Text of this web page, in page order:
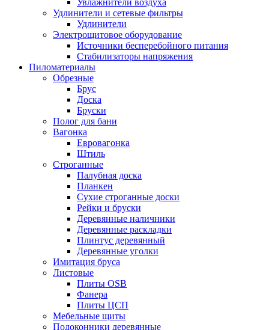
Увлажнители воздуха
Удлинители и сетевые фильтры
Удлинители
Электрощитовое оборудование
Источники бесперебойного питания
Стабилизаторы напряжения
Пиломатериалы
Обрезные
Брус
Доска
Бруски
Полог для бани
Вагонка
Евровагонка
Штиль
Строганные
Палубная доска
Планкен
Сухие строганные доски
Рейки и бруски
Деревянные наличники
Деревянные раскладки
Плинтус деревянный
Деревянные уголки
Имитация бруса
Листовые
Плиты OSB
Фанера
Плиты ЦСП
Мебельные щиты
Подоконники деревянные